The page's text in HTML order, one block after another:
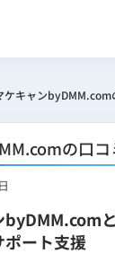
ケキャンbyDMM.com
の口
byDMM.com
ート支援